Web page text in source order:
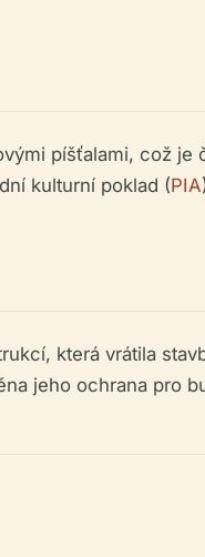
píšťalami, což
kulturní poklad (PIA
která vrátila
jeho ochrana pro